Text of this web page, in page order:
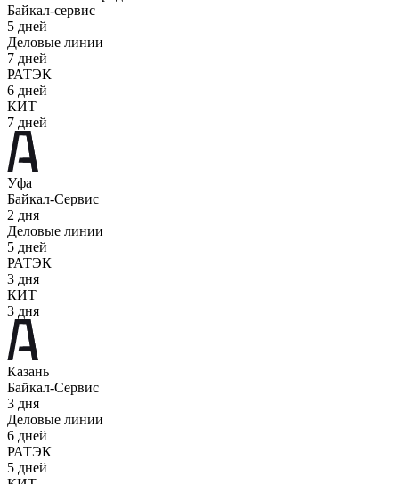
Байкал-сервис
5 дней
Деловые линии
7 дней
РАТЭК
6 дней
КИТ
7 дней
Уфа
Байкал-Сервис
2 дня
Деловые линии
5 дней
РАТЭК
3 дня
КИТ
3 дня
Казань
Байкал-Сервис
3 дня
Деловые линии
6 дней
РАТЭК
5 дней